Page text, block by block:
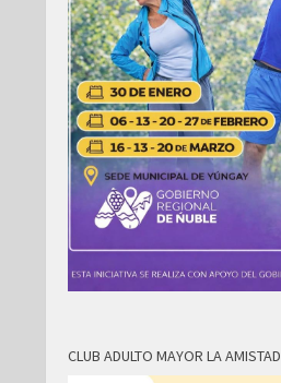
CLUB ADULTO MAYOR LA AMISTAD